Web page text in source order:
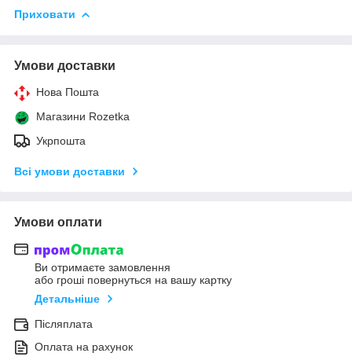
Приховати
Умови доставки
Нова Пошта
Магазини Rozetka
Укрпошта
Всі умови доставки
Умови оплати
Ви отримаєте замовлення
або гроші повернуться на вашу картку
Детальніше
Післяплата
Оплата на рахунок